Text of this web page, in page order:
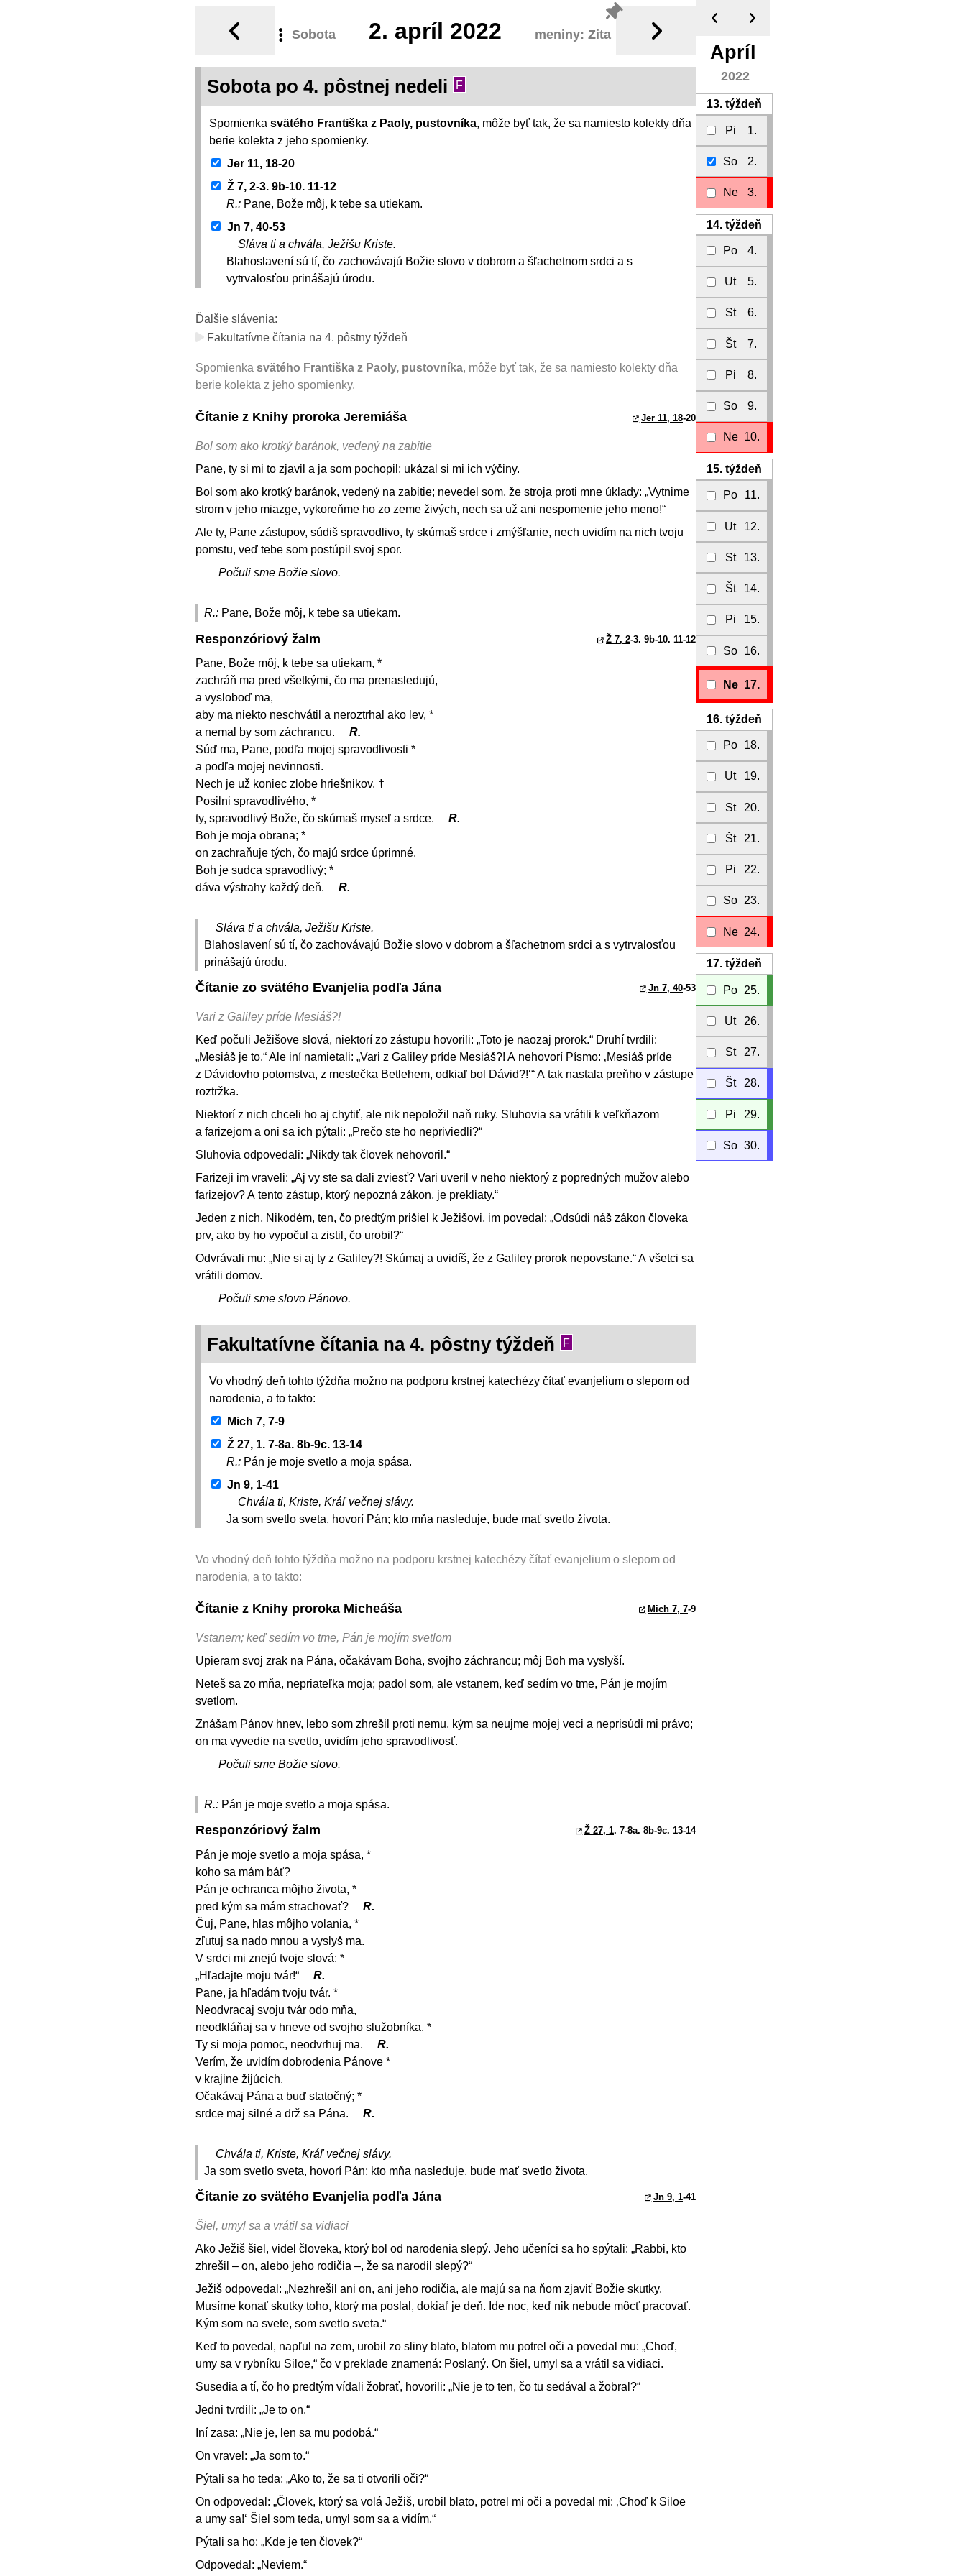
Sobota 2. apríl 2022 meniny: Zita
Sobota po 4. pôstnej nedeli F
Spomienkasvätého Františka z Paoly, pustovníka, môže byť tak, že sa namiesto kolekty dňa
berie kolekta z jeho spomienky.
Jer 11, 18-20
Ž 7, 2-3. 9b-10. 11-12
R.: Pane, Bože môj, k tebe sa utiekam.
Jn 7, 40-53
Sláva ti a chvála, Ježišu Kriste.
Blahoslavení sú tí, čo zachovávajú Božie slovo v dobrom a šľachetnom srdci a s
vytrvalosťou prinášajú úrodu.
Ďalšie slávenia:
Fakultatívne čítania na 4. pôstny týždeň
Spomienka svätého Františka z Paoly, pustovníka, môže byť tak, že sa namiesto kolekty dňa
berie kolekta z jeho spomienky.
Čítanie z Knihy proroka Jeremiáša Jer 11, 18-20
Bol som ako krotký baránok, vedený na zabitie
Pane, ty si mi to zjavil a ja som pochopil; ukázal si mi ich výčiny.
Bol som ako krotký baránok, vedený na zabitie; nevedel som, že stroja proti mne úklady: „Vytnime
strom v jeho miazge, vykoreňme ho zo zeme živých, nech sa už ani nespomenie jeho meno!“
Ale ty, Pane zástupov, súdiš spravodlivo, ty skúmaš srdce i zmýšľanie, nech uvidím na nich tvoju
pomstu, veď tebe som postúpil svoj spor.
Počuli sme Božie slovo.
R.: Pane, Bože môj, k tebe sa utiekam.
Responzóriový žalm Ž 7, 2-3. 9b-10. 11-12
Pane, Bože môj, k tebe sa utiekam, *
zachráň ma pred všetkými, čo ma prenasledujú,
a vysloboď ma,
aby ma niekto neschvátil a neroztrhal ako lev, *
a nemal by som záchrancu.
R.
Súď ma, Pane, podľa mojej spravodlivosti *
a podľa mojej nevinnosti.
Nech je už koniec zlobe hriešnikov. †
Posilni spravodlivého, *
ty, spravodlivý Bože, čo skúmaš myseľ a srdce.
R.
Boh je moja obrana; *
on zachraňuje tých, čo majú srdce úprimné.
Boh je sudca spravodlivý; *
dáva výstrahy každý deň.
R.
Sláva ti a chvála, Ježišu Kriste.
Blahoslavení sú tí, čo zachovávajú Božie slovo v dobrom a šľachetnom srdci a s vytrvalosťou
prinášajú úrodu.
Čítanie zo svätého Evanjelia podľa Jána Jn 7, 40-53
Vari z Galiley príde Mesiáš?!
Keď počuli Ježišove slová, niektorí zo zástupu hovorili: „Toto je naozaj prorok.“ Druhí tvrdili:
„Mesiáš je to.“ Ale iní namietali: „Vari z Galiley príde Mesiáš?! A nehovorí Písmo: ‚Mesiáš príde
z Dávidovho potomstva, z mestečka Betlehem, odkiaľ bol Dávid?!‘“ A tak nastala preňho v zástupe
roztržka.
Niektorí z nich chceli ho aj chytiť, ale nik nepoložil naň ruky. Sluhovia sa vrátili k veľkňazom
a farizejom a oni sa ich pýtali: „Prečo ste ho nepriviedli?“
Sluhovia odpovedali: „Nikdy tak človek nehovoril.“
Farizeji im vraveli: „Aj vy ste sa dali zviesť? Vari uveril v neho niektorý z popredných mužov alebo
farizejov? A tento zástup, ktorý nepozná zákon, je prekliaty.“
Jeden z nich, Nikodém, ten, čo predtým prišiel k Ježišovi, im povedal: „Odsúdi náš zákon človeka
prv, ako by ho vypočul a zistil, čo urobil?“
Odvrávali mu: „Nie si aj ty z Galiley?! Skúmaj a uvidíš, že z Galiley prorok nepovstane.“ A všetci sa
vrátili domov.
Počuli sme slovo Pánovo.
Fakultatívne čítania na 4. pôstny týždeň F
Vo vhodný deň tohto týždňa možno na podporu krstnej katechézy čítať evanjelium o slepom od
narodenia, a to takto:
Mich 7, 7-9
Ž 27, 1. 7-8a. 8b-9c. 13-14
R.: Pán je moje svetlo a moja spása.
Jn 9, 1-41
Chvála ti, Kriste, Kráľ večnej slávy.
Ja som svetlo sveta, hovorí Pán; kto mňa nasleduje, bude mať svetlo života.
Vo vhodný deň tohto týždňa možno na podporu krstnej katechézy čítať evanjelium o slepom od
narodenia, a to takto:
Čítanie z Knihy proroka Micheáša Mich 7, 7-9
Vstanem; keď sedím vo tme, Pán je mojím svetlom
Upieram svoj zrak na Pána, očakávam Boha, svojho záchrancu; môj Boh ma vyslyší.
Neteš sa zo mňa, nepriateľka moja; padol som, ale vstanem, keď sedím vo tme, Pán je mojím
svetlom.
Znášam Pánov hnev, lebo som zhrešil proti nemu, kým sa neujme mojej veci a neprisúdi mi právo;
on ma vyvedie na svetlo, uvidím jeho spravodlivosť.
Počuli sme Božie slovo.
R.: Pán je moje svetlo a moja spása.
Responzóriový žalm Ž 27, 1. 7-8a. 8b-9c. 13-14
Pán je moje svetlo a moja spása, *
koho sa mám báť?
Pán je ochranca môjho života, *
pred kým sa mám strachovať?
R.
Čuj, Pane, hlas môjho volania, *
zľutuj sa nado mnou a vyslyš ma.
V srdci mi znejú tvoje slová: *
„Hľadajte moju tvár!“
R.
Pane, ja hľadám tvoju tvár. *
Neodvracaj svoju tvár odo mňa,
neodkláňaj sa v hneve od svojho služobníka. *
Ty si moja pomoc, neodvrhuj ma.
R.
Verím, že uvidím dobrodenia Pánove *
v krajine žijúcich.
Očakávaj Pána a buď statočný; *
srdce maj silné a drž sa Pána.
R.
Chvála ti, Kriste, Kráľ večnej slávy.
Ja som svetlo sveta, hovorí Pán; kto mňa nasleduje, bude mať svetlo života.
Čítanie zo svätého Evanjelia podľa Jána Jn 9, 1-41
Šiel, umyl sa a vrátil sa vidiaci
Ako Ježiš šiel, videl človeka, ktorý bol od narodenia slepý. Jeho učeníci sa ho spýtali: „Rabbi, kto
zhrešil – on, alebo jeho rodičia –, že sa narodil slepý?“
Ježiš odpovedal: „Nezhrešil ani on, ani jeho rodičia, ale majú sa na ňom zjaviť Božie skutky.
Musíme konať skutky toho, ktorý ma poslal, dokiaľ je deň. Ide noc, keď nik nebude môcť pracovať.
Kým som na svete, som svetlo sveta.“
Keď to povedal, napľul na zem, urobil zo sliny blato, blatom mu potrel oči a povedal mu: „Choď,
umy sa v rybníku Siloe,“ čo v preklade znamená: Poslaný. On šiel, umyl sa a vrátil sa vidiaci.
Susedia a tí, čo ho predtým vídali žobrať, hovorili: „Nie je to ten, čo tu sedával a žobral?“
Jedni tvrdili: „Je to on.“
Iní zasa: „Nie je, len sa mu podobá.“
On vravel: „Ja som to.“
Pýtali sa ho teda: „Ako to, že sa ti otvorili oči?“
On odpovedal: „Človek, ktorý sa volá Ježiš, urobil blato, potrel mi oči a povedal mi: ‚Choď k Siloe
a umy sa!‘ Šiel som teda, umyl som sa a vidím.“
Pýtali sa ho: „Kde je ten človek?“
Odpovedal: „Neviem.“
Apríl
2022
13. týždeň
Pi 1.
So 2.
Ne 3.
14. týždeň
Po 4.
Ut 5.
St 6.
Št 7.
Pi 8.
So 9.
Ne 10.
15. týždeň
Po 11.
Ut 12.
St 13.
Št 14.
Pi 15.
So 16.
Ne 17.
16. týždeň
Po 18.
Ut 19.
St 20.
Št 21.
Pi 22.
So 23.
Ne 24.
17. týždeň
Po 25.
Ut 26.
St 27.
Št 28.
Pi 29.
So 30.